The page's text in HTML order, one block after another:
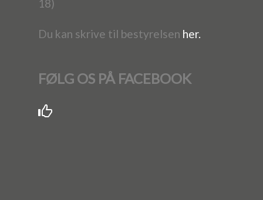
18)
Du kan skrive til bestyrelsen her.
FØLG OS PÅ FACEBOOK